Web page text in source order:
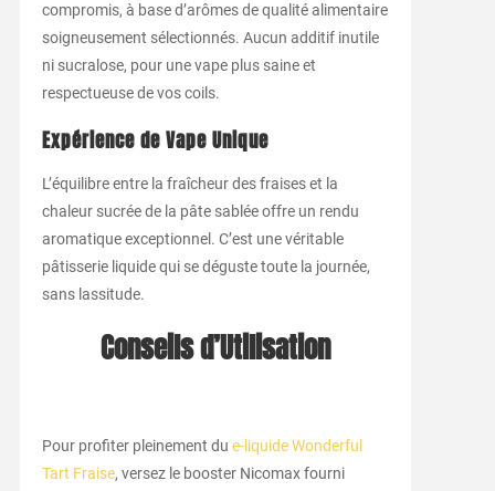
compromis, à base d’arômes de qualité alimentaire
soigneusement sélectionnés. Aucun additif inutile
ni sucralose, pour une vape plus saine et
respectueuse de vos coils.
Expérience de Vape Unique
L’équilibre entre la fraîcheur des fraises et la
chaleur sucrée de la pâte sablée offre un rendu
aromatique exceptionnel. C’est une véritable
pâtisserie liquide qui se déguste toute la journée,
sans lassitude.
Conseils d’Utilisation
Pour profiter pleinement du e-liquide Wonderful
Tart Fraise, versez le booster Nicomax fourni